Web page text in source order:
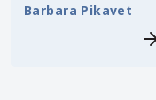
Barbara Pikavet